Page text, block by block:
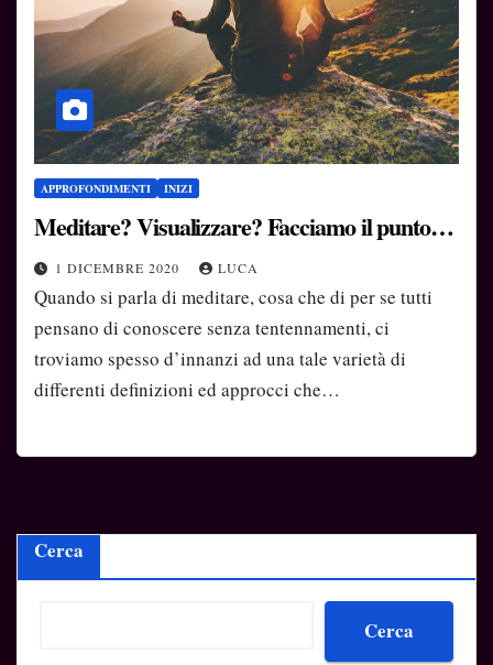
APPROFONDIMENTI INIZI
Meditare? Visualizzare? Facciamo il punto…
1 DICEMBRE 2020 LUCA
Quando si parla di meditare, cosa che di per se tutti
pensano di conoscere senza tentennamenti, ci
troviamo spesso d’innanzi ad una tale varietà di
differenti definizioni ed approcci che…
Cerca
Cerca